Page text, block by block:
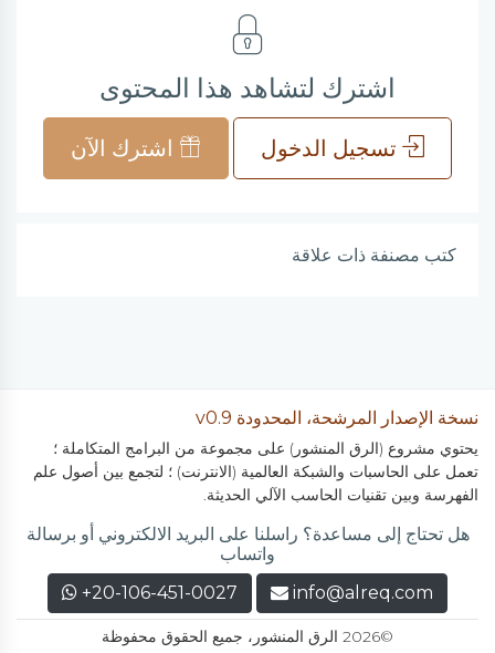
اشترك لتشاهد هذا المحتوى
تسجيل الدخول اشترك الآن
كتب مصنفة ذات علاقة
نسخة الإصدار المرشحة، المحدودة v0.9
يحتوي مشروع (الرق المنشور) على مجموعة من البرامج المتكاملة ؛
تعمل على الحاسبات والشبكة العالمية (الانترنت) ؛ لتجمع بين أصول علم
الفهرسة وبين تقنيات الحاسب الآلي الحديثة.
هل تحتاج إلى مساعدة؟ راسلنا على البريد الالكتروني أو برسالة
واتساب
info@alreq.com
+20-106-451-0027
©2026 الرق المنشور، جميع الحقوق محفوظة